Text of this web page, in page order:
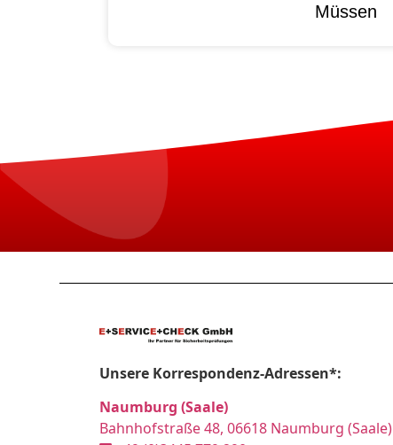
Müssen
Unsere Korrespondenz-Adressen*:
Naumburg (Saale)
Bahnhofstraße 48, 06618 Naumburg (Saale)